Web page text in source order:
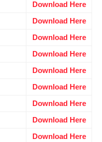
Download Here
Download Here
Download Here
Download Here
Download Here
Download Here
Download Here
Download Here
Download Here